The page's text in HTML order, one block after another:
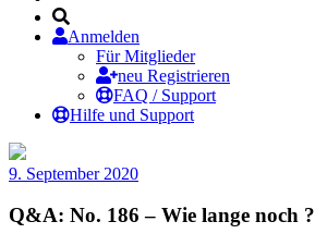
Anmelden
Für Mitglieder
neu Registrieren
FAQ / Support
Hilfe und Support
9. September 2020
Q&A: No. 186 – Wie lange noch ?